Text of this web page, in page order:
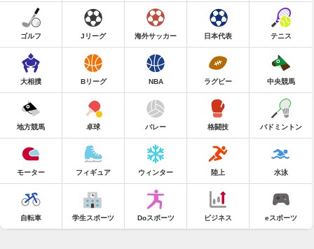
ゴルフ Jリーグ 海外サッカー 日本代表 テニス
大相撲 Bリーグ NBA ラグビー 中央競馬
地方競馬 卓球 バレー 格闘技 バドミントン
モーター フィギュア ウィンター 陸上 水泳
自転車 学生スポーツ Doスポーツ ビジネス eスポーツ